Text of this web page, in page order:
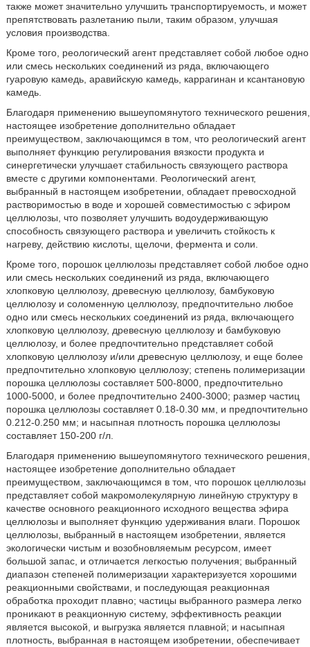
также может значительно улучшить транспортируемость, и может
препятствовать разлетанию пыли, таким образом, улучшая
условия производства.
Кроме того, реологический агент представляет собой любое одно
или смесь нескольких соединений из ряда, включающего
гуаровую камедь, аравийскую камедь, каррагинан и ксантановую
камедь.
Благодаря применению вышеупомянутого технического решения,
настоящее изобретение дополнительно обладает
преимуществом, заключающимся в том, что реологический агент
выполняет функцию регулирования вязкости продукта и
синергетически улучшает стабильность связующего раствора
вместе с другими компонентами. Реологический агент,
выбранный в настоящем изобретении, обладает превосходной
растворимостью в воде и хорошей совместимостью с эфиром
целлюлозы, что позволяет улучшить водоудерживающую
способность связующего раствора и увеличить стойкость к
нагреву, действию кислоты, щелочи, фермента и соли.
Кроме того, порошок целлюлозы представляет собой любое одно
или смесь нескольких соединений из ряда, включающего
хлопковую целлюлозу, древесную целлюлозу, бамбуковую
целлюлозу и соломенную целлюлозу, предпочтительно любое
одно или смесь нескольких соединений из ряда, включающего
хлопковую целлюлозу, древесную целлюлозу и бамбуковую
целлюлозу, и более предпочтительно представляет собой
хлопковую целлюлозу и/или древесную целлюлозу, и еще более
предпочтительно хлопковую целлюлозу; степень полимеризации
порошка целлюлозы составляет 500-8000, предпочтительно
1000-5000, и более предпочтительно 2400-3000; размер частиц
порошка целлюлозы составляет 0.18-0.30 мм, и предпочтительно
0.212-0.250 мм; и насыпная плотность порошка целлюлозы
составляет 150-200 г/л.
Благодаря применению вышеупомянутого технического решения,
настоящее изобретение дополнительно обладает
преимуществом, заключающимся в том, что порошок целлюлозы
представляет собой макромолекулярную линейную структуру в
качестве основного реакционного исходного вещества эфира
целлюлозы и выполняет функцию удерживания влаги. Порошок
целлюлозы, выбранный в настоящем изобретении, является
экологически чистым и возобновляемым ресурсом, имеет
большой запас, и отличается легкостью получения; выбранный
диапазон степеней полимеризации характеризуется хорошими
реакционными свойствами, и последующая реакционная
обработка проходит плавно; частицы выбранного размера легко
проникают в реакционную систему, эффективность реакции
является высокой, и выгрузка является плавной; и насыпная
плотность, выбранная в настоящем изобретении, обеспечивает